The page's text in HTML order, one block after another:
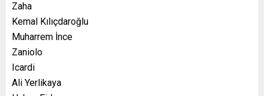
Zaha
Kemal Kılıçdaroğlu
Muharrem İnce
Zaniolo
Icardi
Ali Yerlikaya